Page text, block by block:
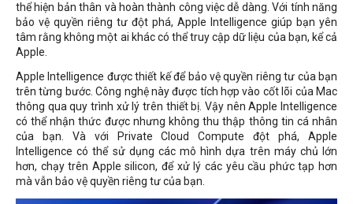
thể hiện bản thân và hoàn thành công việc dễ dàng. Với tính năng
bảo vệ quyền riêng tư đột phá, Apple Intelligence giúp bạn yên
tâm rằng không một ai khác có thể truy cập dữ liệu của bạn, kể cả
Apple.
Apple Intelligence được thiết kế để bảo vệ quyền riêng tư của bạn
trên từng bước. Công nghệ này được tích hợp vào cốt lõi của Mac
thông qua quy trình xử lý trên thiết bị. Vậy nên Apple Intelligence
có thể nhận thức được nhưng không thu thập thông tin cá nhân
của bạn. Và với Private Cloud Compute đột phá, Apple
Intelligence có thể sử dụng các mô hình dựa trên máy chủ lớn
hơn, chạy trên Apple silicon, để xử lý các yêu cầu phức tạp hơn
mà vẫn bảo vệ quyền riêng tư của bạn.